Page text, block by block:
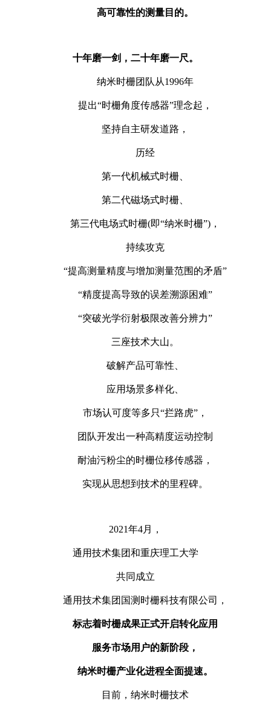
高可靠性的测量目的。
十年磨一剑，二十年磨一尺。
纳米时栅团队从1996年
提出“时栅角度传感器”理念起，
坚持自主研发道路，
历经
第一代机械式时栅、
第二代磁场式时栅、
第三代电场式时栅(即“纳米时栅”)，
持续攻克
“提高测量精度与增加测量范围的矛盾”
“精度提高导致的误差溯源困难”
“突破光学衍射极限改善分辨力”
三座技术大山。
破解产品可靠性、
应用场景多样化、
市场认可度等多只“拦路虎”，
团队开发出一种高精度运动控制
耐油污粉尘的时栅位移传感器，
实现从思想到技术的里程碑。
2021年4月，
通用技术集团和重庆理工大学
共同成立
通用技术集团国测时栅科技有限公司，
标志着时栅成果正式开启转化应用
服务市场用户的新阶段，
纳米时栅产业化进程全面提速。
目前，纳米时栅技术